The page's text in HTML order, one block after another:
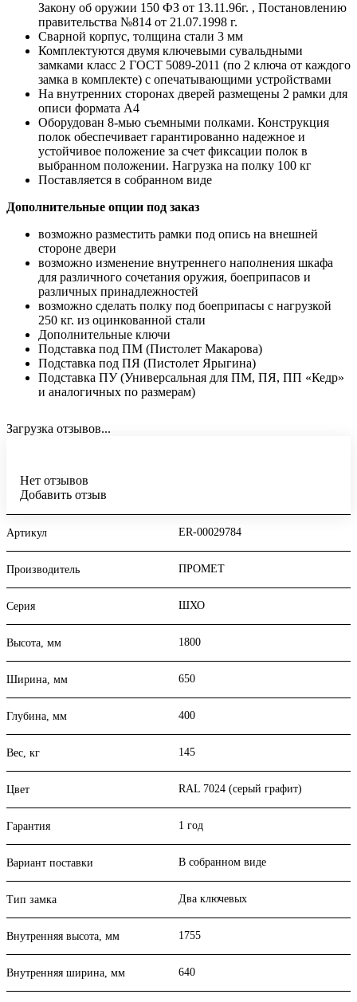
Закону об оружии 150 ФЗ от 13.11.96г. , Постановлению
правительства №814 от 21.07.1998 г.
Сварной корпус, толщина стали 3 мм
Комплектуются двумя ключевыми сувальдными
замками класс 2 ГОСТ 5089-2011 (по 2 ключа от каждого
замка в комплекте) с опечатывающими устройствами
На внутренних сторонах дверей размещены 2 рамки для
описи формата А4
Оборудован 8-мью съемными полками. Конструкция
полок обеспечивает гарантированно надежное и
устойчивое положение за счет фиксации полок в
выбранном положении. Нагрузка на полку 100 кг
Поставляется в собранном виде
Дополнительные опции под заказ
возможно разместить рамки под опись на внешней
стороне двери
возможно изменение внутреннего наполнения шкафа
для различного сочетания оружия, боеприпасов и
различных принадлежностей
возможно сделать полку под боеприпасы с нагрузкой
250 кг. из оцинкованной стали
Дополнительные ключи
Подставка под ПМ (Пистолет Макарова)
Подставка под ПЯ (Пистолет Ярыгина)
Подставка ПУ (Универсальная для ПМ, ПЯ, ПП «Кедр»
и аналогичных по размерам)
Загрузка отзывов...
Нет отзывов
Добавить отзыв
Артикул ER-00029784
Производитель ПРОМЕТ
Серия ШХО
Высота, мм 1800
Ширина, мм 650
Глубина, мм 400
Вес, кг 145
Цвет RAL 7024 (серый графит)
Гарантия 1 год
Вариант поставки В собранном виде
Тип замка Два ключевых
Внутренняя высота, мм 1755
Внутренняя ширина, мм 640